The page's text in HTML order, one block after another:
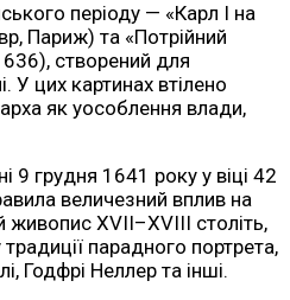
періоду — «Карл I на
Париж) та «Потрійний
створений для
У цих картинах втілено
як уособлення влади,
грудня 1641 року у віці 42
величезний вплив на
живопис XVII–XVIII століть,
парадного портрета,
Годфрі Неллер та інші.